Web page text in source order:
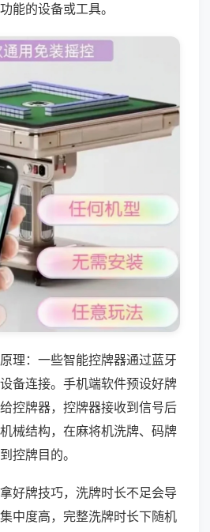
能的设备或工具。
理：一些智能控牌器通过蓝牙
备连接。手机端软件预设好牌
控牌器，控牌器接收到信号后
械结构，在麻将机洗牌、码牌
控牌目的。
好牌技巧，洗牌时长不足会导
中度高，完整洗牌时长下随机